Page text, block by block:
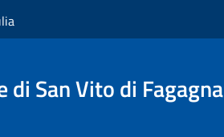
di San Vito di Fagagna